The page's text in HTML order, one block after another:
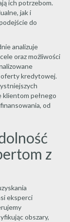
ich potrzebom.
jak i
do
analizuje
oraz możliwości
oferty kredytowej.
pełnego
od
z
eksperci
obszary,